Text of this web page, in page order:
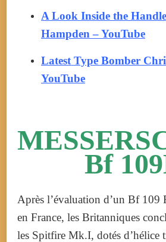
A Look Inside the
Hampden – YouTube
Latest Type Bomber
YouTube
Bf
Après l’évaluation d’un Bf 109
en France, les Britanniques
les Spitfire Mk.I, dotés d’hélice